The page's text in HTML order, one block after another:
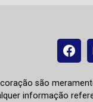
são
informação